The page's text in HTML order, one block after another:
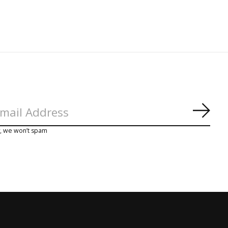
we won’t spam